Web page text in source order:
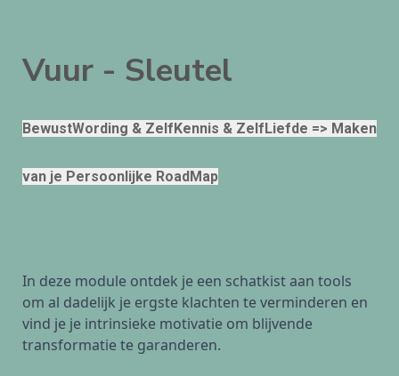
Vuur - Sleutel
BewustWording & ZelfKennis & ZelfLiefde => Maken
van je Persoonlijke RoadMap
In deze module ontdek je een schatkist aan tools
om al dadelijk je ergste klachten te verminderen en
vind je je intrinsieke motivatie om blijvende
transformatie te garanderen.